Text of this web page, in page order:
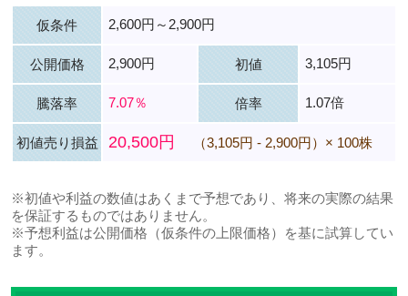
仮条件 2,600円～2,900円
公開価格 2,900円 初値 3,105円
騰落率 7.07％ 倍率 1.07倍
初値売り損益 20,500円 （3,105円 - 2,900円）× 100株
※初値や利益の数値はあくまで予想であり、将来の実際の結果
を保証するものではありません。
※予想利益は公開価格（仮条件の上限価格）を基に試算してい
ます。